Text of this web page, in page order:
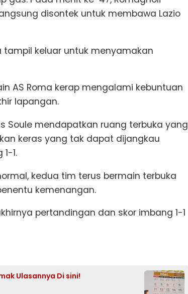
disontek untuk membawa Lazio
tampil keluar untuk menyamakan
AS Roma kerap mengalami kebuntuan
lapangan.
Soule mendapatkan ruang terbuka yang
keras yang tak dapat dijangkau
1.
kedua tim terus bermain terbuka
kemenangan.
pertandingan dan skor imbang 1-1
Ulasannya Di sini!